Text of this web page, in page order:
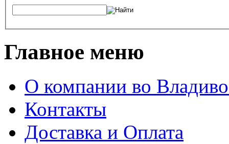
Главное меню
О компании во
Контакты
Доставка и Оплата